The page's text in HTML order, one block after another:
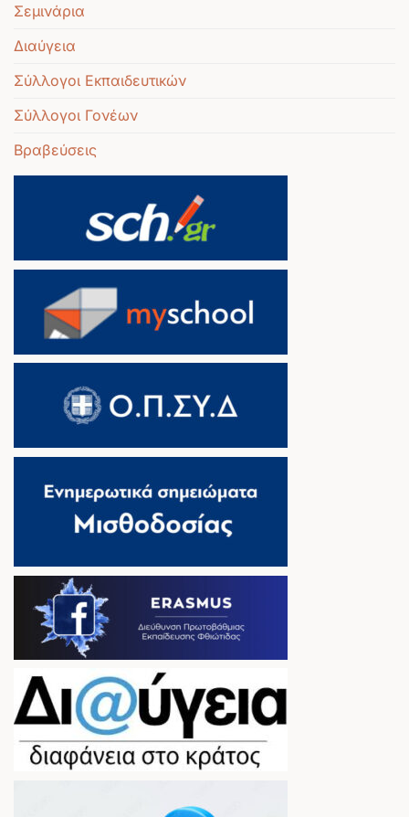
Σεμινάρια
Διαύγεια
Σύλλογοι Εκπαιδευτικών
Σύλλογοι Γονέων
Βραβεύσεις